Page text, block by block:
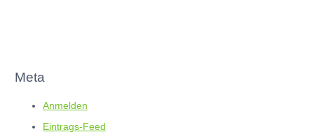
Meta
Anmelden
Eintrags-Feed